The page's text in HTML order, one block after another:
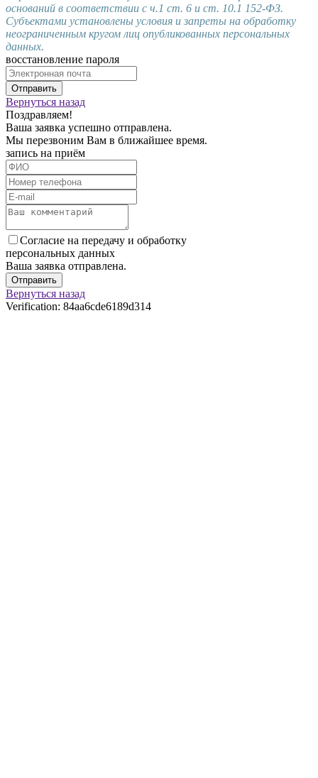
оснований в соответствии с ч.1 ст. 6 и ст. 10.1 152-ФЗ.
Субъектами установлены условия и запреты на обработку
неограниченным кругом лиц опубликованных персональных
данных.
восстановление пароля
Отправить
Вернуться назад
Поздравляем!
Ваша заявка успешно отправлена.
Мы перезвоним Вам в ближайшее время.
запись на приём
Согласие на передачу и обработку
персональных данных
Ваша заявка отправлена.
Отправить
Вернуться назад
Verification: 84aa6cde6189d314